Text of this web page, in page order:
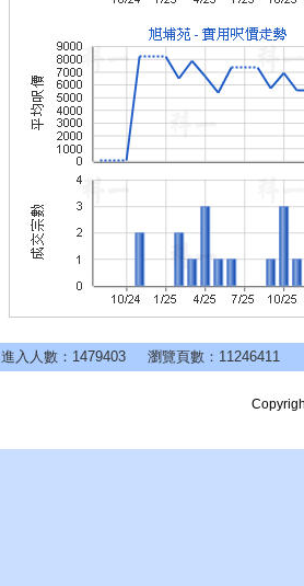
進入人數：1479403 瀏覽頁數：11246411